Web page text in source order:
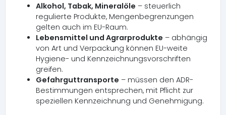
Alkohol, Tabak, Mineralöle – steuerlich
regulierte Produkte, Mengenbegrenzungen
gelten auch im EU-Raum.
Lebensmittel und Agrarprodukte – abhängig
von Art und Verpackung können EU-weite
Hygiene- und Kennzeichnungsvorschriften
greifen.
Gefahrguttransporte – müssen den ADR-
Bestimmungen entsprechen, mit Pflicht zur
speziellen Kennzeichnung und Genehmigung.